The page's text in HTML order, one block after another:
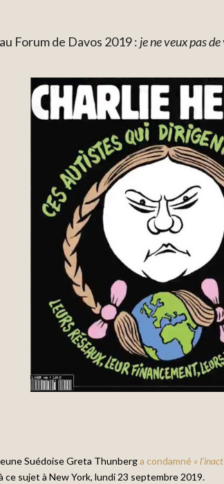
Forum de Davos 2019 : je ne veux pas
Suédoise Greta Thunberga condamné «
ce sujet à New York, lundi 23 septembre 2019.